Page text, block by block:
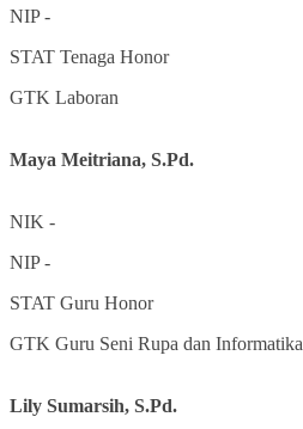
NIP-
STAT Tenaga Honor
GTK Laboran
Maya Meitriana, S.Pd.
NIK -
NIP-
STAT Guru Honor
GTK Guru Seni Rupa dan Informatika
Lily Sumarsih, S.Pd.